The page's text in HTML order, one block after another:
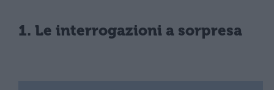
1. Le interrogazioni a sorpresa